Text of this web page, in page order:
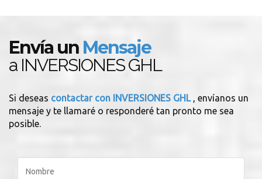
Envía un Mensaje
a INVERSIONES GHL
Si deseas contactar con INVERSIONES GHL , envíanos un
mensaje y te llamaré o responderé tan pronto me sea
posible.